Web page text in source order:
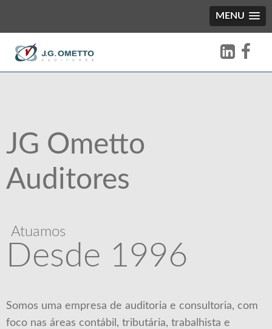
MENU
JG Ometto
Auditores
Atuamos
Desde 1996
Somos uma empresa de auditoria e consultoria, com
foco nas áreas contábil, tributária, trabalhista e